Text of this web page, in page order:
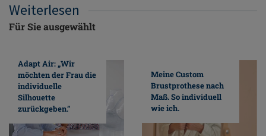
Weiterlesen
Für Sie ausgewählt
Adapt Air: „Wir
möchten der Frau die
individuelle
Silhouette
zurückgeben.”
Meine Custom
Brustprothese nach
Maß. So individuell
wie ich.